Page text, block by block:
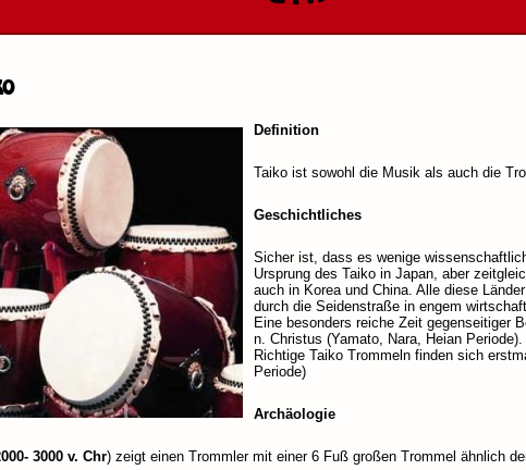
Definition
Taiko ist sowohl die Musik als auch die
Geschichtliches
Sicher ist, dass es wenige
Ursprung des Taiko in Japan, aber
auch in Korea und China. Alle diese
durch die Seidenstraße in engem
Eine besonders reiche Zeit gegenseitiger
n. Christus (Yamato, Nara, Heian Periode).
Richtige Taiko Trommeln finden sich
Periode)
Archäologie
3000 v. Chr) zeigt einen Trommler mit einer 6 Fuß großen Trommel ähnlich